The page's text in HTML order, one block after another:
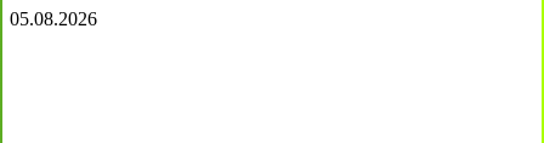
05.08.2026